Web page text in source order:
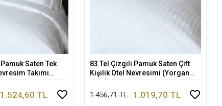
Ekle
Saten Tek
Takımı
1.524,60 TL
Sepete Ekle
83 Tel Çizgili Pamuk Saten Çift
Kişilik Otel Nevresimi (Yorgan
1.456,71 TL 1.019,70 TL